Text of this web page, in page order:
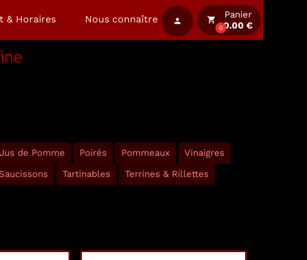
& Horaires Nous connaître local_grocery_store
0
Panier
0.00 €
person
Jus de Pomme Poirés Pommeaux
Vinaigres
Saucissons Tartinables
Terrines & Rillettes